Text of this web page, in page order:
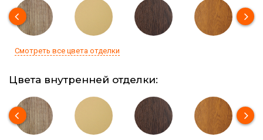
Смотреть все цвета отделки
Цвета внутренней отделки: